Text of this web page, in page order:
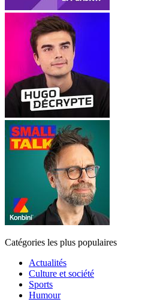
Catégories les plus populaires
Actualités
Culture et société
Sports
Humour